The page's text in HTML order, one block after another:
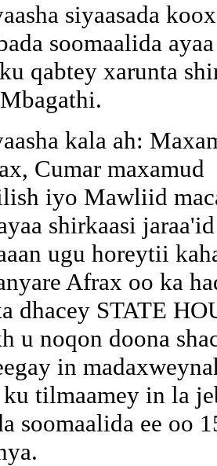
siyaasada
soomaalida
qabtey xarunta
kala ah:
Cumar maxamud
iyo Mawliid
shirkaasi
ugu horeytii
Afrax oo ka
dhacey STATE
u noqon doona
in
tilmaamey in la
soomaalida ee oo